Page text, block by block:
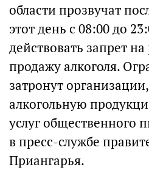
области прозвучат
этот день с 08:00 до
действовать запрет
продажу алкоголя.
затронут
алкогольную
услуг общественного
в пресс-службе
Приангарья.